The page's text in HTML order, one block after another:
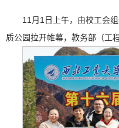
11月1日上午，由校工会
质公园拉开帷幕，教务部（工